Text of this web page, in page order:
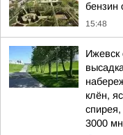
бензин
15:48
Ижевск
клён,
3000